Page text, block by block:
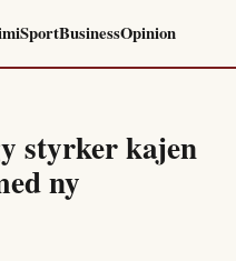
SportBusinessOpinion
styrker kajen
ny